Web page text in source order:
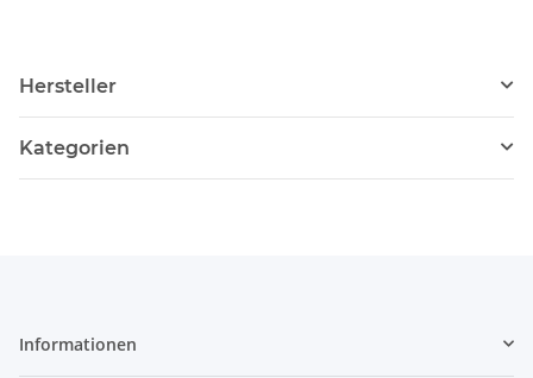
Hersteller
Kategorien
Informationen